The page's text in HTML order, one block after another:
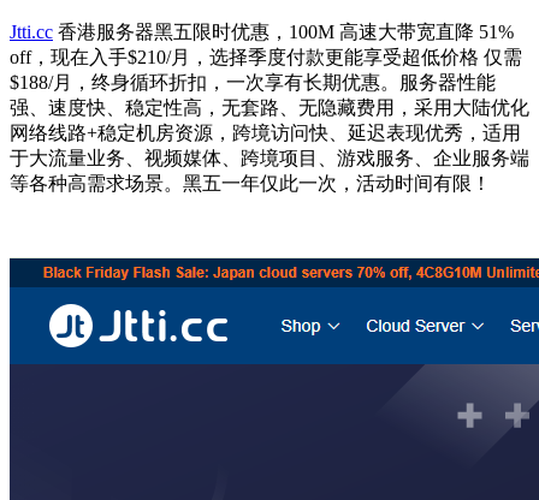
Jtti.cc 香港服务器黑五限时优惠，100M 高速大带宽直降 51%
off，现在入手$210/月，选择季度付款更能享受超低价格 仅需
$188/月，终身循环折扣，一次享有长期优惠。服务器性能
强、速度快、稳定性高，无套路、无隐藏费用，采用大陆优化
网络线路+稳定机房资源，跨境访问快、延迟表现优秀，适用
于大流量业务、视频媒体、跨境项目、游戏服务、企业服务端
等各种高需求场景。黑五一年仅此一次，活动时间有限！